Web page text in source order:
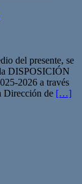
del presente, se
DISPOSICIÓN
2026 a través
Dirección de […]